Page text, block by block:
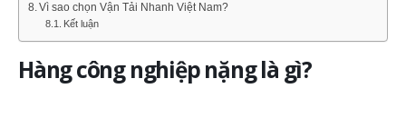
Vì sao chọn Vận Tải Nhanh Việt Nam?
Kết luận
Hàng công nghiệp nặng là gì?